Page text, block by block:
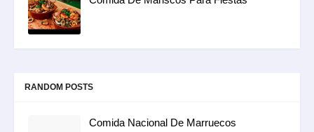
RANDOM POSTS
Comida Nacional De Marruecos